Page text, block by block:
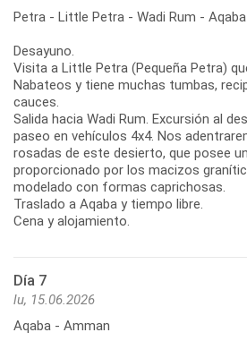
Petra - Little Petra - Wadi Rum - Aqaba
Desayuno.
Visita a Little Petra (Pequeña Petra)
Nabateos y tiene muchas tumbas,
cauces.
Salida hacia Wadi Rum. Excursión al
paseo en vehículos 4x4. Nos
rosadas de este desierto, que posee
proporcionado por los macizos
modelado con formas caprichosas.
Traslado a Aqaba y tiempo libre.
Cena y alojamiento.
Día 7
lu, 15.06.2026
Aqaba - Amman